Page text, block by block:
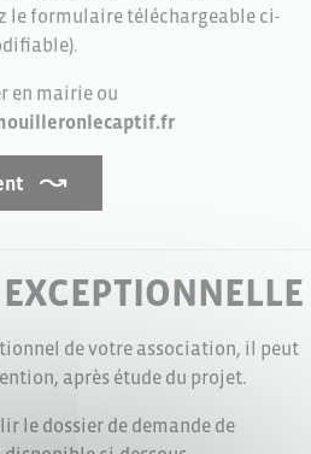
le formulaire téléchargeable ci-
en mairie ou
de votre association, il peut
après étude du projet.
le dossier de demande de